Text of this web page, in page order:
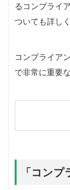
るコンプライ
ついても詳し
コンプライア
で非常に重要
「コン